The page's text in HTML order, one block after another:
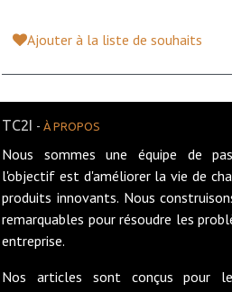
Ajouter à la liste de souhaits
TC2I - À PROPOS
Nous sommes une équipe de
l'objectif est d'améliorer la vie de
produits innovants. Nous
remarquables pour résoudre les
entreprise.
Nos articles sont conçus pour